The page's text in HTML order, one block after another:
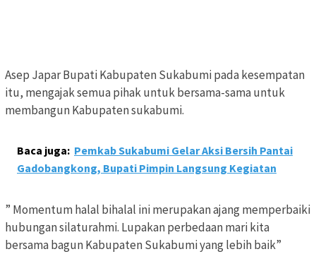
Asep Japar Bupati Kabupaten Sukabumi pada kesempatan
itu, mengajak semua pihak untuk bersama-sama untuk
membangun Kabupaten sukabumi.
Baca juga: Pemkab Sukabumi Gelar Aksi Bersih Pantai
Gadobangkong, Bupati Pimpin Langsung Kegiatan
” Momentum halal bihalal ini merupakan ajang memperbaiki
hubungan silaturahmi. Lupakan perbedaan mari kita
bersama bagun Kabupaten Sukabumi yang lebih baik”